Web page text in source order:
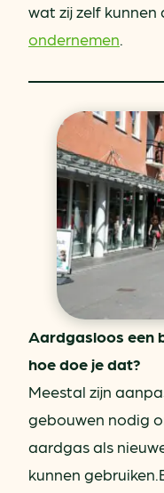
wat zij zelf kunnen
ondernemen
Aardgasloos een
hoe doe je dat?
Meestal zijn
gebouwen nodig
aardgas als
kunnen